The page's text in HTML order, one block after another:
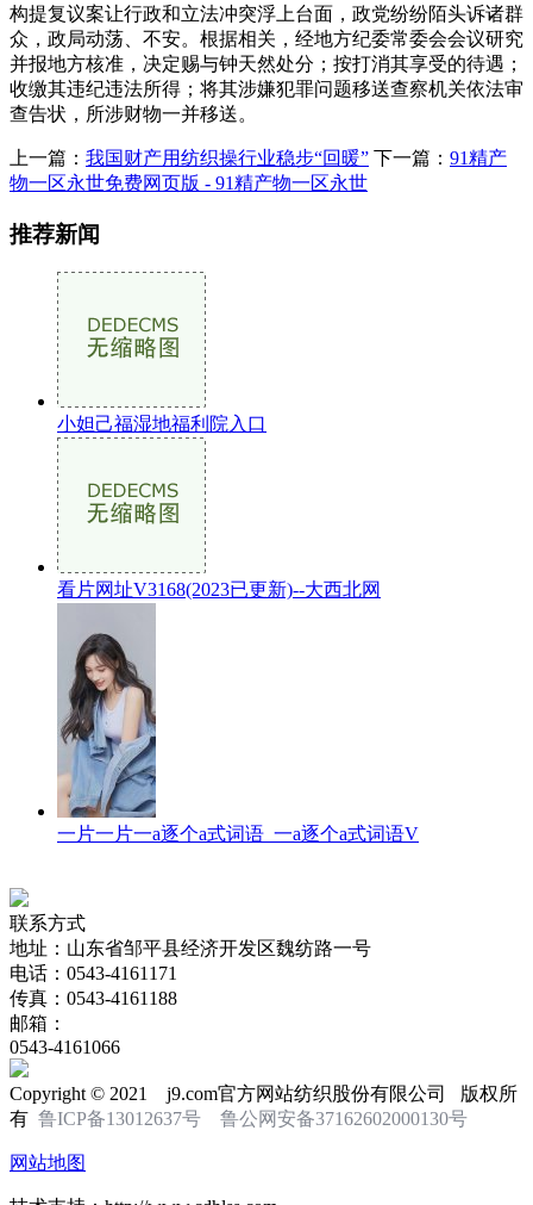
构提复议案让行政和立法冲突浮上台面，政党纷纷陌头诉诸群
众，政局动荡、不安。根据相关，经地方纪委常委会会议研究
并报地方核准，决定赐与钟天然处分；按打消其享受的待遇；
收缴其违纪违法所得；将其涉嫌犯罪问题移送查察机关依法审
查告状，所涉财物一并移送。
上一篇： 我国财产用纺织操行业稳步“回暖” 下一篇： 91精产
物一区永世免费网页版 - 91精产物一区永世
推荐新闻
小妲己福湿地福利院入口
看片网址V3168(2023已更新)--大西北网
一片一片一a逐个a式词语_一a逐个a式词语V
联系方式
地址：山东省邹平县经济开发区魏纺路一号
电话：0543-4161171
传真：0543-4161188
邮箱：
0543-4161066
Copyright © 2021 j9.com官方网站纺织股份有限公司 版权所
有 鲁ICP备13012637号 鲁公网安备37162602000130号
网站地图